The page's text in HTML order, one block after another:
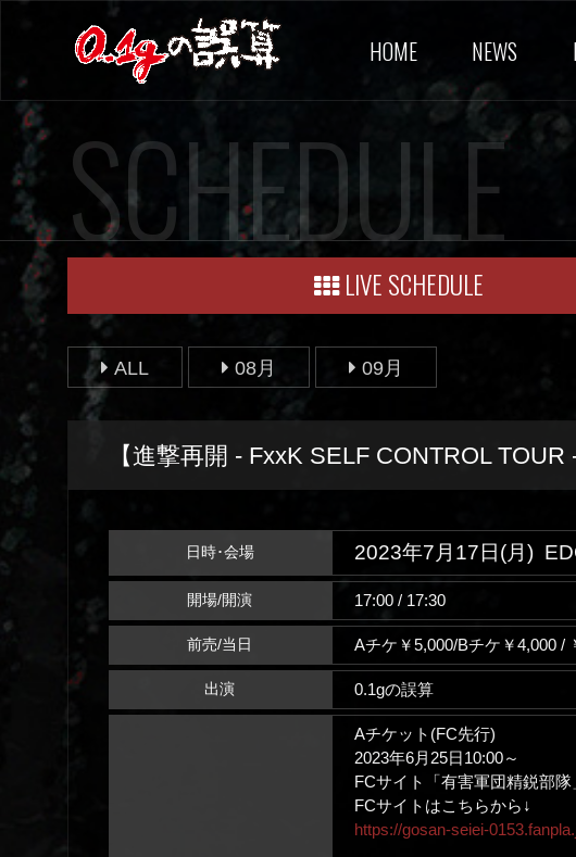
HOME NEWS
SCHEDULE
LIVE SCHEDULE
ALL 08月 09月
【進撃再開 - FxxK SELF CONTROL TOUR -
日時･会場 2023年7月17日(月)
開場/開演 17:00 / 17:30
前売/当日 Aチケ￥5,000/Bチケ￥4,000 /
出演 0.1gの誤算
Aチケット(FC先行)
2023年6月25日10:00～
FCサイト「有害軍団精鋭部
FCサイトはこちらから↓
https://gosan-seiei-